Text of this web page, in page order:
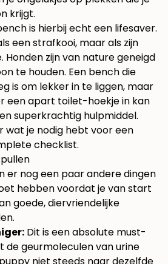
krijgt.
is hierbij echt een lifesaver.
een strafkooi, maar als zijn
Honden zijn van nature geneigd
te houden. Een bench die
is om lekker in te liggen, maar
een apart toilet-hoekje in kan
superkrachtig hulpmiddel.
wat je nodig hebt voor een
checklist.
er nog een paar andere dingen
hebben voordat je van start
goede, diervriendelijke
Dit is een absolute must-
de geurmoleculen van urine